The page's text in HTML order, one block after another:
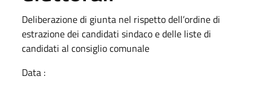
Deliberazione di giunta nel rispetto dell’ordine di
estrazione dei candidati sindaco e delle liste di
candidati al consiglio comunale
Data :